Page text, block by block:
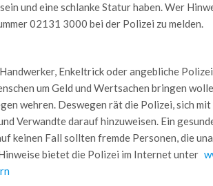
und eine schlanke Statur haben. Wer
02131 3000 bei der Polizei zu melden.
Enkeltrick oder angebliche
um Geld und Wertsachen bringen
wehren. Deswegen rät die Polizei, sich
Verwandte darauf hinzuweisen. Ein
keinen Fall sollten fremde Personen, die
bietet die Polizei im Internet unter